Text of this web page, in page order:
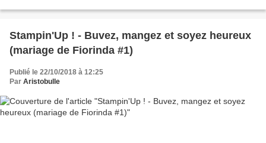
Stampin'Up ! - Buvez, mangez et soyez heureux
(mariage de Fiorinda #1)
Publié le 22/10/2018 à 12:25
Par Aristobulle